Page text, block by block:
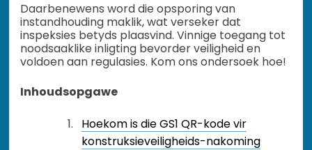
Daarbenewens word die opsporing van
instandhouding maklik, wat verseker dat
inspeksies betyds plaasvind. Vinnige toegang tot
noodsaaklike inligting bevorder veiligheid en
voldoen aan regulasies. Kom ons ondersoek hoe!
Inhoudsopgawe
Hoekom is die GS1 QR-kode vir
konstruksieveiligheids-nakoming